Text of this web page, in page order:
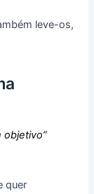
leve-os,
objetivo”
quer